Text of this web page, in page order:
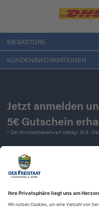
MEGASTORE
KUNDENINFORMATIONEN
Jetzt anmelden
5€ Gutschein
* Der Mindestbestellwert beträgt 30 €.